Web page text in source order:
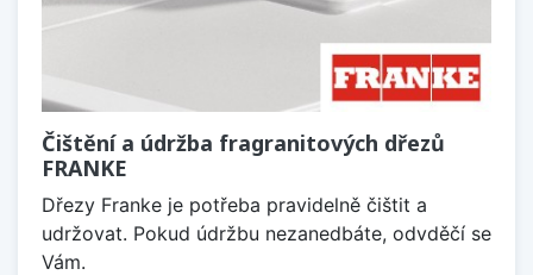
Čištění a údržba fragranitových dřezů
FRANKE
Dřezy Franke je potřeba pravidelně čištit a
udržovat. Pokud údržbu nezanedbáte, odvděčí se
Vám.